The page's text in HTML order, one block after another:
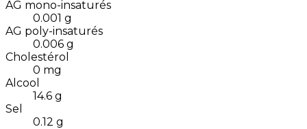
AG mono-insaturés
0.001 g
AG poly-insaturés
0.006 g
Cholestérol
0 mg
Alcool
14.6 g
Sel
0.12 g